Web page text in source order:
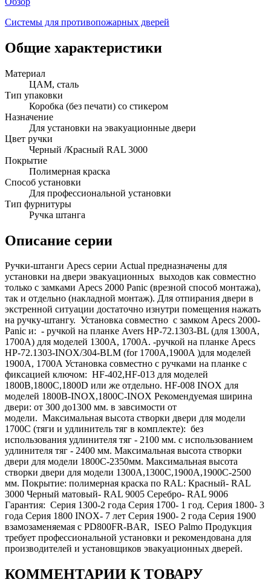
Системы для противопожарных дверей
Общие характеристики
Материал
ЦАМ, сталь
Тип упаковки
Коробка (без печати) со стикером
Назначение
Для установки на эвакуационные двери
Цвет ручки
Черный /Красный RAL 3000
Покрытие
Полимерная краска
Способ установки
Для профессиональной установки
Тип фурнитуры
Ручка штанга
Описание серии
Ручки-штанги Apecs серии Actual предназначены для
установки на двери эвакуационных выходов как совместно
только с замками Apecs 2000 Panic (врезной способ монтажа),
так и отдельно (накладной монтаж). Для отпирания двери в
экстренной ситуации достаточно изнутри помещения нажать
на ручку-штангу. Установка совместно с замком Apecs 2000-
Panic и: - ручкой на планке Avers HP-72.1303-BL (для 1300A,
1700A) для моделей 1300A, 1700A. -ручкой на планке Apecs
HP-72.1303-INOX/304-BLM (for 1700A,1900A )для моделей
1900A, 1700A Установка совместно с ручками на планке с
фиксацией ключом: HF-402,HF-013 для моделей
1800В,1800С,1800D или же отдельно. HF-008 INOX для
моделей 1800В-INOX,1800С-INOX Рекомендуемая ширина
двери: от 300 до1300 мм. в завсимости от
модели. Максимальная высота створки двери для модели
1700С (тяги и удлинитель тяг в комплекте): без
использования удлинителя тяг - 2100 мм. с использованием
удлинителя тяг - 2400 мм. Максимальная высота створки
двери для модели 1800С-2350мм. Максимальная высота
створки двери для модели 1300А,1300С,1900А,1900С-2500
мм. Покрытие: полимерная краска по RAL: Красный- RAL
3000 Черный матовый- RAL 9005 Серебро- RAL 9006
Гарантия: Серия 1300-2 года Серия 1700- 1 год. Серия 1800- 3
года Серия 1800 INOX- 7 лет Серия 1900- 2 года Серия 1900
взамозаменяемая с PD800FR-BAR, ISEO Palmo Продукция
требует профессиональной установки и рекомендована для
производителей и установщиков эвакуационных дверей.
КОММЕНТАРИИ К ТОВАРУ